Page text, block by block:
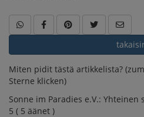
Miten pidit tästä artikkelista?
Sterne klicken)
Sonne im Paradies e.V.:
5 ( 5 äänet )